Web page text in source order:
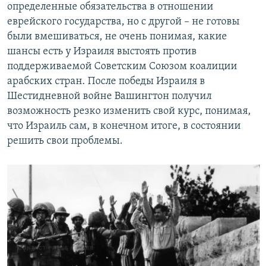
определенные обязательства в отношении
еврейского государства, но с другой – не готовы
были вмешиваться, не очень понимая, какие
шансы есть у Израиля выстоять против
поддерживаемой Советским Союзом коалиции
арабских стран. После победы Израиля в
Шестидневной войне Вашингтон получил
возможность резко изменить свой курс, понимая,
что Израиль сам, в конечном итоге, в состоянии
решить свои проблемы.